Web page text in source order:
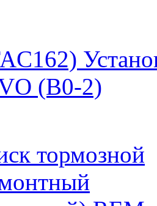
(В0-2)